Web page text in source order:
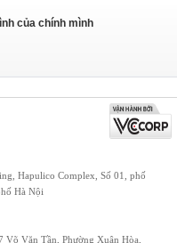
của chính mình
Hapulico Complex, Số 01, phố
Hà Nội
Võ Văn Tần, Phường Xuân Hòa,